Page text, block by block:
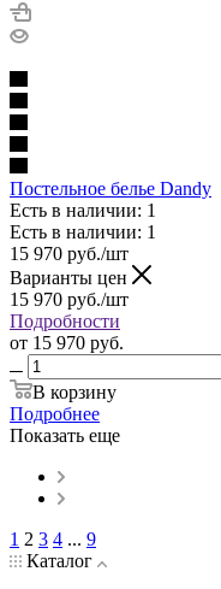
Постельное белье Dandy
Есть в наличии: 1
Есть в наличии: 1
15 970 руб./шт
Варианты цен
15 970 руб./шт
Подробности
от 15 970 руб.
В корзину
Подробнее
Показать еще
1 2 3 4 ... 9
Каталог